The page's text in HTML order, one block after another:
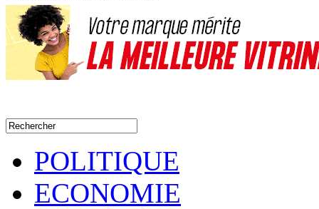
POLITIQUE
ECONOMIE